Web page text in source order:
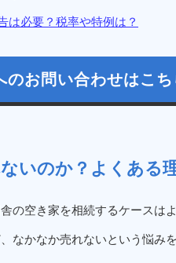
は必要？税率や特例は？
のお問い合わせはこち
いのか？よくある
の空き家を相続するケースはよ
なかなか売れないという悩み